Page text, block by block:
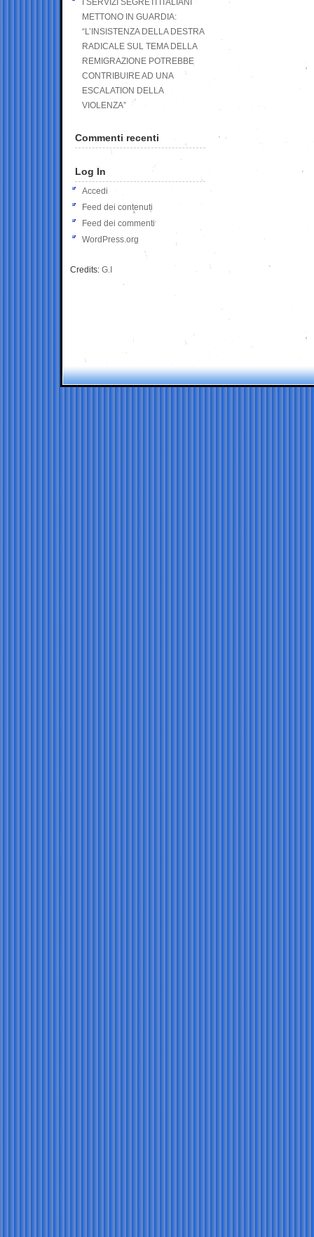
I SERVIZI SEGRETI ITALIANI
METTONO IN GUARDIA:
“L’INSISTENZA DELLA DESTRA
RADICALE SUL TEMA DELLA
REMIGRAZIONE POTREBBE
CONTRIBUIRE AD UNA
ESCALATION DELLA
VIOLENZA”
Commenti recenti
Log In
Accedi
Feed dei contenuti
Feed dei commenti
WordPress.org
Credits: G.I